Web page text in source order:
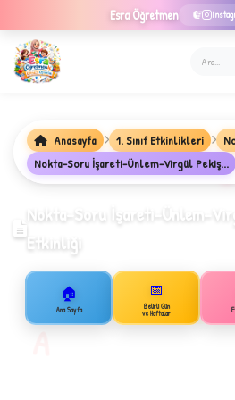
Esra Öğretmen
A
B
★
Anasayfa 1. Sınıf Etkinlikleri
Nokta-Soru İşareti-Ünlem-Virgül Pekiş...
Nokta-Soru İşareti-Ünlem-
Etkinliği
🏠
Ana Sayfa
📅
Belirli Gün
ve Haftalar